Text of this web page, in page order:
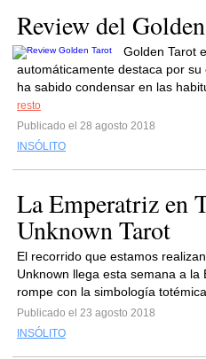
Review del
Golden Tarot
automáticamente destaca por su
ha sabido condensar en las
resto
Publicado el 28 agosto 2018
INSÓLITO
La Emperatriz en
Unknown Tarot
El recorrido que estamos
Unknown llega esta semana a
rompe con la simbología
Publicado el 23 agosto 2018
INSÓLITO